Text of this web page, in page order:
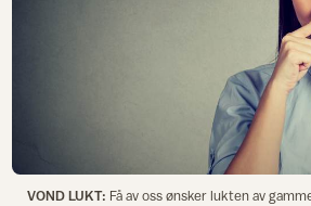
VOND LUKT: Få av oss ønsker lukten av